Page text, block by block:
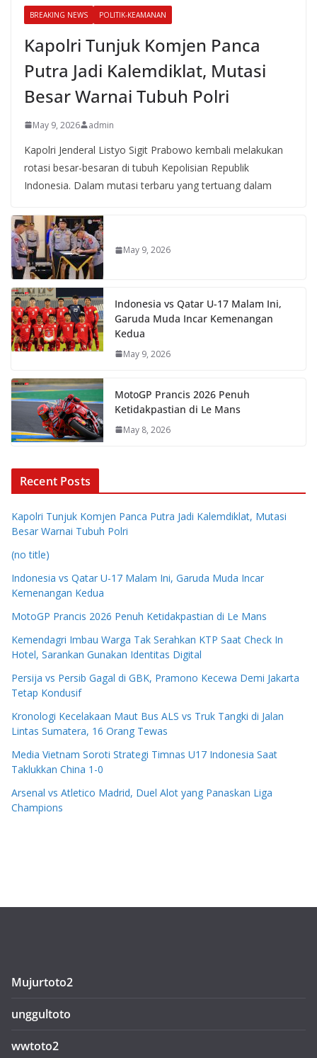
BREAKING NEWS POLITIK-KEAMANAN
Kapolri Tunjuk Komjen Panca
Putra Jadi Kalemdiklat, Mutasi
Besar Warnai Tubuh Polri
May 9, 2026 admin
Kapolri Jenderal Listyo Sigit Prabowo kembali melakukan
rotasi besar-besaran di tubuh Kepolisian Republik
Indonesia. Dalam mutasi terbaru yang tertuang dalam
May 9, 2026
Indonesia vs Qatar U-17 Malam Ini,
Garuda Muda Incar Kemenangan
Kedua
May 9, 2026
MotoGP Prancis 2026 Penuh
Ketidakpastian di Le Mans
May 8, 2026
Recent Posts
Kapolri Tunjuk Komjen Panca Putra Jadi Kalemdiklat, Mutasi
Besar Warnai Tubuh Polri
(no title)
Indonesia vs Qatar U-17 Malam Ini, Garuda Muda Incar
Kemenangan Kedua
MotoGP Prancis 2026 Penuh Ketidakpastian di Le Mans
Kemendagri Imbau Warga Tak Serahkan KTP Saat Check In
Hotel, Sarankan Gunakan Identitas Digital
Persija vs Persib Gagal di GBK, Pramono Kecewa Demi Jakarta
Tetap Kondusif
Kronologi Kecelakaan Maut Bus ALS vs Truk Tangki di Jalan
Lintas Sumatera, 16 Orang Tewas
Media Vietnam Soroti Strategi Timnas U17 Indonesia Saat
Taklukkan China 1-0
Arsenal vs Atletico Madrid, Duel Alot yang Panaskan Liga
Champions
Mujurtoto2
unggultoto
wwtoto2